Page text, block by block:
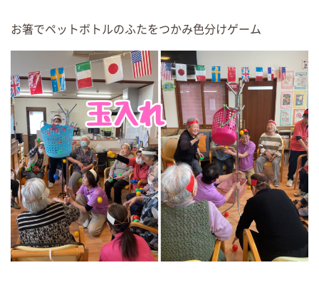
お箸でペットボトルのふたをつかみ色分けゲーム